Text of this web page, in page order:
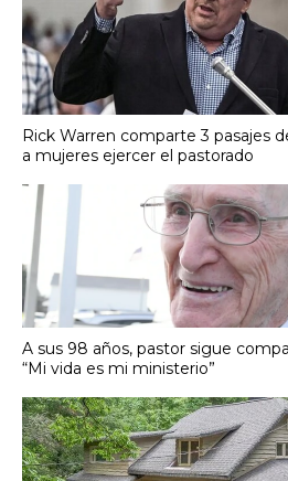
Rick Warren comparte 3 pasajes
a mujeres ejercer el pastorado
A sus 98 años, pastor sigue
“Mi vida es mi ministerio”